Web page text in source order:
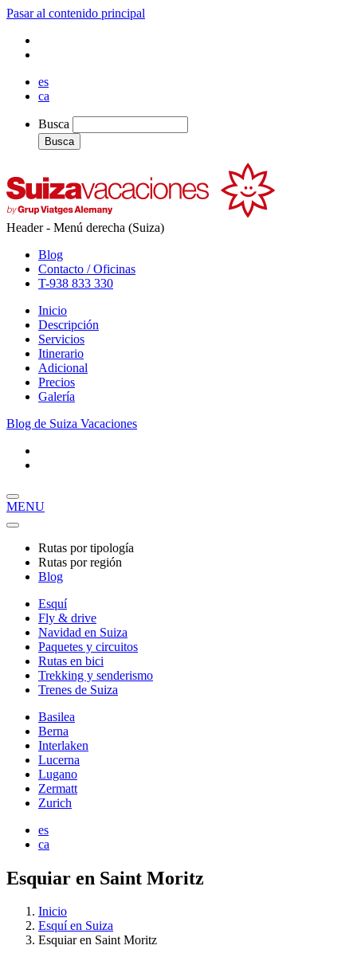
Pasar al contenido principal
es
ca
Busca
Busca
Header - Menú derecha (Suiza)
Blog
Contacto / Oficinas
T-938 833 330
Inicio
Descripción
Servicios
Itinerario
Adicional
Precios
Galería
Blog de Suiza Vacaciones
MENU
Rutas por tipología
Rutas por región
Blog
Esquí
Fly & drive
Navidad en Suiza
Paquetes y circuitos
Rutas en bici
Trekking y senderismo
Trenes de Suiza
Basilea
Berna
Interlaken
Lucerna
Lugano
Zermatt
Zurich
es
ca
Esquiar en Saint Moritz
Inicio
Esquí en Suiza
Esquiar en Saint Moritz